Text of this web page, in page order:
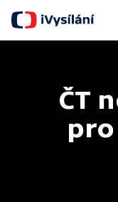
ČT
pro